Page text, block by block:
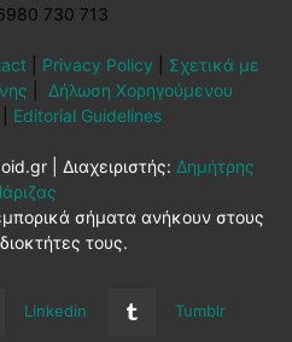
730 713
Privacy Policy
Σχετικά με
Δήλωση Χορηγούμενου
Editorial Guidelines
| Διαχειριστής: Δημήτρης
σήματα ανήκουν στους
τους.
Linkedin Tumblr